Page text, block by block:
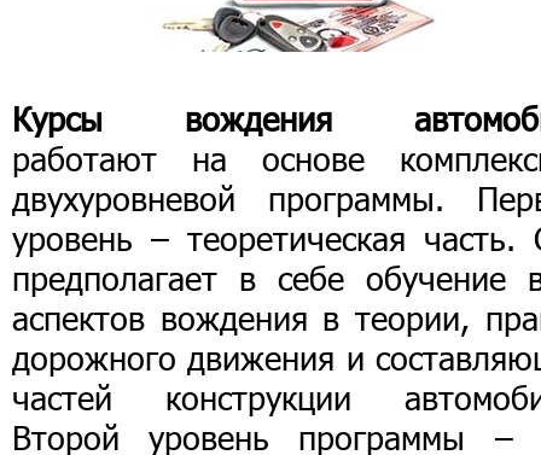
Курсы вождения
работают на основе
двухуровневой программы.
уровень – теоретическая часть.
предполагает в себе обучение
аспектов вождения в теории,
дорожного движения и
частей конструкции
Второй уровень программы –